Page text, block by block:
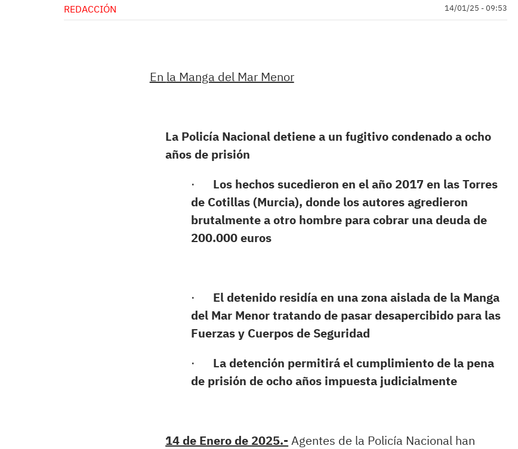
REDACCIÓN 14/01/25 - 09:53
En la Manga del Mar Menor
La Policía Nacional detiene a un fugitivo condenado a ocho
años de prisión
· Los hechos sucedieron en el año 2017 en las Torres
de Cotillas (Murcia), donde los autores agredieron
brutalmente a otro hombre para cobrar una deuda de
200.000 euros
· El detenido residía en una zona aislada de la Manga
del Mar Menor tratando de pasar desapercibido para las
Fuerzas y Cuerpos de Seguridad
· La detención permitirá el cumplimiento de la pena
de prisión de ocho años impuesta judicialmente
14 de Enero de 2025.- Agentes de la Policía Nacional han